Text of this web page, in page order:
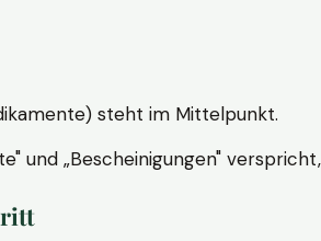
steht im Mittelpunkt.
und „Bescheinigungen"